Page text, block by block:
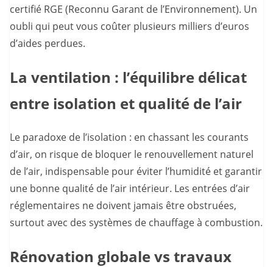
certifié RGE (Reconnu Garant de l’Environnement). Un
oubli qui peut vous coûter plusieurs milliers d’euros
d’aides perdues.
La ventilation : l’équilibre délicat
entre isolation et qualité de l’air
Le paradoxe de l’isolation : en chassant les courants
d’air, on risque de bloquer le renouvellement naturel
de l’air, indispensable pour éviter l’humidité et garantir
une bonne qualité de l’air intérieur. Les entrées d’air
réglementaires ne doivent jamais être obstruées,
surtout avec des systèmes de chauffage à combustion.
Rénovation globale vs travaux